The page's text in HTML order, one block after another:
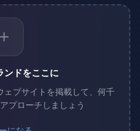
+
ンドをここに
ェブサイトを掲載して、何千
プローチしましょう